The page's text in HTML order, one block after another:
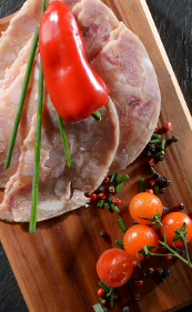
Schwartenmagen
herkommt!